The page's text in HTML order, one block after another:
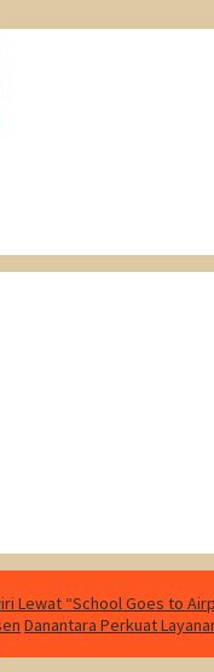
Lewat “School Goes to
Danantara Perkuat